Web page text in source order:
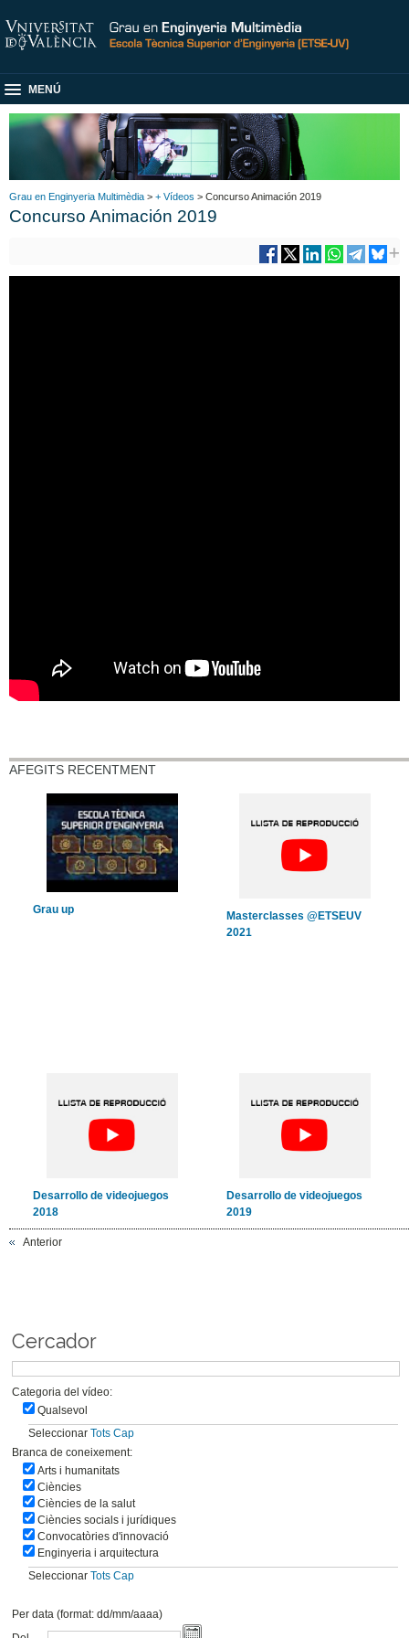
MENÚ
Grau en Enginyeria Multimèdia > + Vídeos > Concurso Animación 2019
Concurso Animación 2019
AFEGITS RECENTMENT
Grau up
Masterclasses @ETSEUV
2021
Desarrollo de videojuegos
2018
Desarrollo de videojuegos
2019
Anterior
Cercador
Categoria del vídeo:
Qualsevol
SeleccionarTots Cap
Branca de coneixement:
Arts i humanitats
Ciències
Ciències de la salut
Ciències socials i jurídiques
Convocatòries d'innovació
Enginyeria i arquitectura
SeleccionarTots Cap
Per data (format: dd/mm/aaaa)